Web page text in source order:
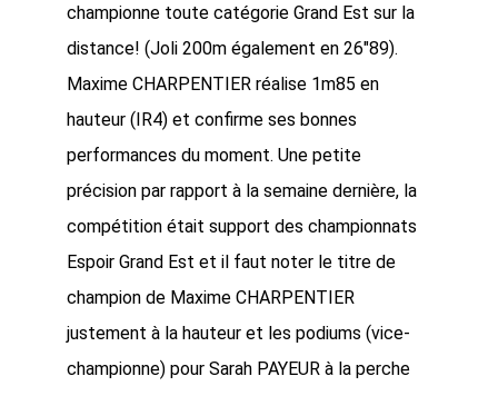
championne toute catégorie Grand Est sur la
distance! (Joli 200m également en 26″89).
Maxime CHARPENTIER réalise 1m85 en
hauteur (IR4) et confirme ses bonnes
performances du moment. Une petite
précision par rapport à la semaine dernière, la
compétition était support des championnats
Espoir Grand Est et il faut noter le titre de
champion de Maxime CHARPENTIER
justement à la hauteur et les podiums (vice-
championne) pour Sarah PAYEUR à la perche